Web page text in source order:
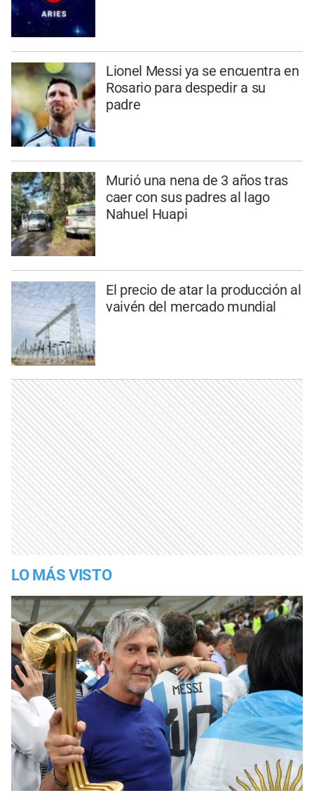
Lionel Messi ya se encuentra en
Rosario para despedir a su
padre
Murió una nena de 3 años tras
caer con sus padres al lago
Nahuel Huapi
El precio de atar la producción al
vaivén del mercado mundial
LO MÁS VISTO